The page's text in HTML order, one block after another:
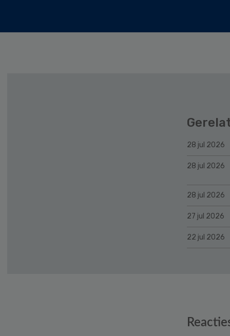
28 jul 2026
28 jul 2026
28 jul 2026
27 jul 2026
22 jul 2026